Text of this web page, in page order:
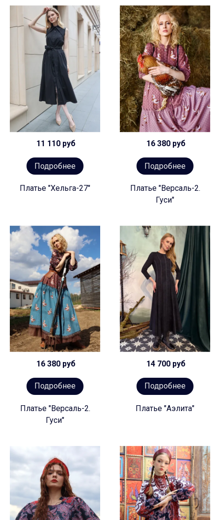
11 110 руб
Подробнее
Платье "Хельга-27"
16 380 руб
Подробнее
Платье "Версаль-2.
Гуси"
16 380 руб
Подробнее
Платье "Версаль-2.
Гуси"
14 700 руб
Подробнее
Платье "Аэлита"